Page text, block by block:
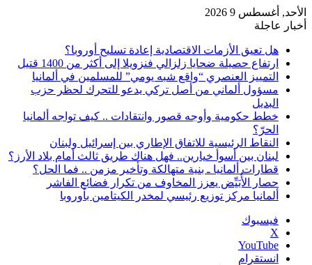
الأحد, أغسطس 9 2026
أخبار عاجلة
هل تعيق الأزمات الاقتصادية إعادة تسليح أوروبا؟
ارتفاع حصيلة ضحايا زلزالي فنزويلا إلى أكثر من 1400 قتيل
التمييز العنصري “واقع شبه يومي” للمسلمين في ألمانيا
مسؤول ألماني من أصل تركي يدعو للتحرك لحظر حزب
البديل
خطط حكومية وأوجه قصور وانتقادات .. كيف تواجه ألمانيا
الحرّ؟
النقاط الرئيسية للاتفاق الإطاري بين إسرائيل ولبنان
لبنان بين أسوأ خيارين.. فهل هناك طريق ثالث أمام بلاد الأرز؟
قطارات ألمانيا ـ بنية متهالكة وتأخير مزمن .. فما الحل؟
حصار الأُبَيِّض يعزز المخاوف من تكرار فضائع الفاشر
ألمانيا مركز توزيع رئيسي لمخدر الكيتامين بأوروبا
فيسبوك
‫X
‫YouTube
انستقرام